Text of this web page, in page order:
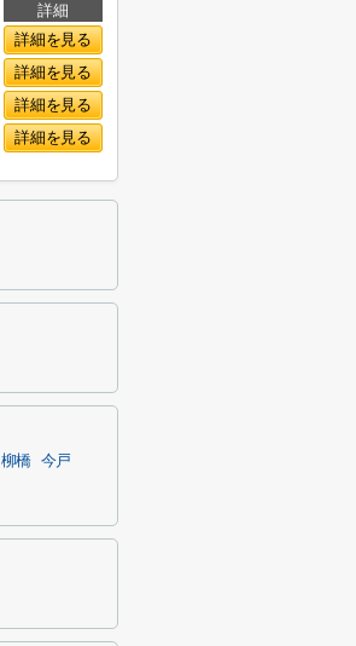
詳細
詳細を見る
詳細を見る
詳細を見る
詳細を見る
柳橋 今戸